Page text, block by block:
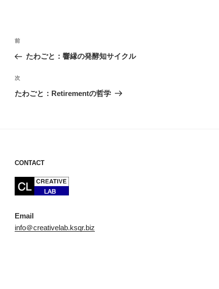
投
ナ
ビ
ゲ
前
の
稿
前
たわごと：響縁の発酵知サイクル
次
の
次
たわごと：Retirementの哲学
CONTACT
Email
info＠creativelab.ksqr.biz